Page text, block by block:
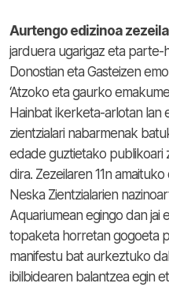
Aurtengo edizinoa
jarduera ugarigaz eta parte-
Donostian eta Gasteizen
‘Atzoko eta gaurko
Hainbat ikerketa-arlotan lan
zientzialari nabarmenak
edade guztietako publikoari
dira. Zezeilaren 11n
Neska Zientzialarien
Aquariumean egingo dan jai
topaketa horretan gogoeta
manifestu bat aurkeztuko
ibilbidearen balantzea egin